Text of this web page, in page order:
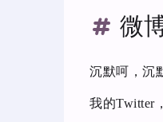
微
沉默呵，沉
我的Twitter